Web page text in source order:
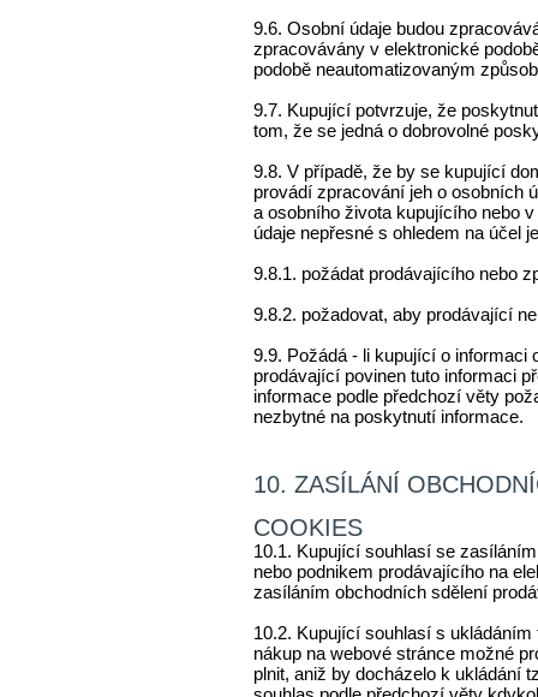
9.6. Osobní údaje budou
zpracovávány v elektronické
podobě neautomatizovaným
9.7. Kupující potvrzuje, že
tom, že se jedná o dobrovolné
9.8. V případě, že by se kupující
provádí zpracování jeh o osobních
a osobního života kupujícího nebo
údaje nepřesné s ohledem na účel
9.8.1. požádat prodávajícího nebo
9.8.2. požadovat, aby prodávající
9.9. Požádá - li kupující o
prodávající povinen tuto informaci
informace podle předchozí věty
nezbytné na poskytnutí informace.
10. ZASÍLÁNÍ
COOKIES
10.1. Kupující souhlasí se
nebo podnikem prodávajícího na
zasíláním obchodních sdělení
10.2. Kupující souhlasí s
nákup na webové stránce možné
plnit, aniž by docházelo k ukládání